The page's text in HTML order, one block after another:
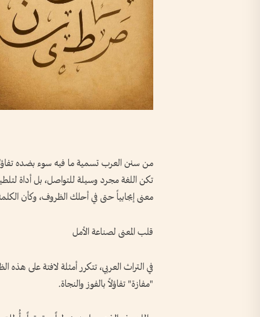
من سنن العرب تسمية ما فيه سوء بضده تفاؤلاً
تكن اللغة مجرد وسيلة للتواصل، بل أداة
معنى إيجابياً حتى في أحلك الظروف، وكأن
قلب المعنى لصناعة الأمل
في التراث العربي، تتكرر أمثلة لافتة على
"مفازة" تفاؤلاً بالفوز والنجاة.